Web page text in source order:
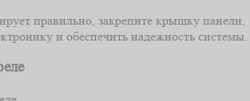
правильно, закрепите крышку панели,
и обеспечить надежность системы.